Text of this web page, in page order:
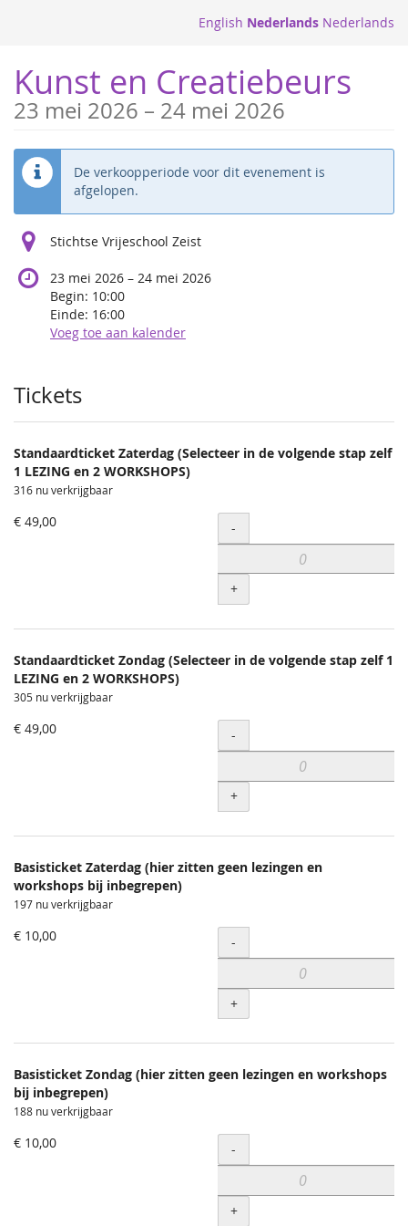
English Nederlands Nederlands
Kunst en Creatiebeurs
23 mei 2026 – tot
24 mei 2026
De verkoopperiode voor dit evenement is
afgelopen.
Stichtse Vrijeschool Zeist
23 mei 2026 –tot
24 mei 2026
Begin: 10:00
Einde: 16:00
Voeg toe aan kalender
Producten
Tickets
Standaardticket Zaterdag (Selecteer in de volgende stap zelf
1 LEZING en 2 WORKSHOPS)
316 nu verkrijgbaar
€ 49,00 Hoeveelheid
-
+
Standaardticket Zondag (Selecteer in de volgende stap zelf 1
LEZING en 2 WORKSHOPS)
305 nu verkrijgbaar
€ 49,00 Hoeveelheid
-
+
Basisticket Zaterdag (hier zitten geen lezingen en
workshops bij inbegrepen)
197 nu verkrijgbaar
€ 10,00 Hoeveelheid
-
+
Basisticket Zondag (hier zitten geen lezingen en workshops
bij inbegrepen)
188 nu verkrijgbaar
€ 10,00 Hoeveelheid
-
+